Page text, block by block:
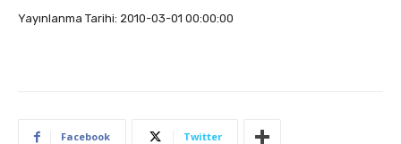
Yayınlanma Tarihi: 2010-03-01 00:00:00
Facebook Twitter